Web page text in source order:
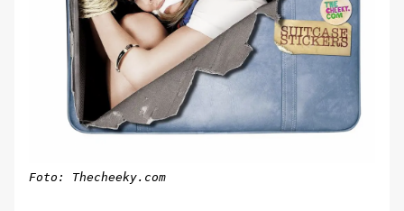
Foto: Thecheeky.com